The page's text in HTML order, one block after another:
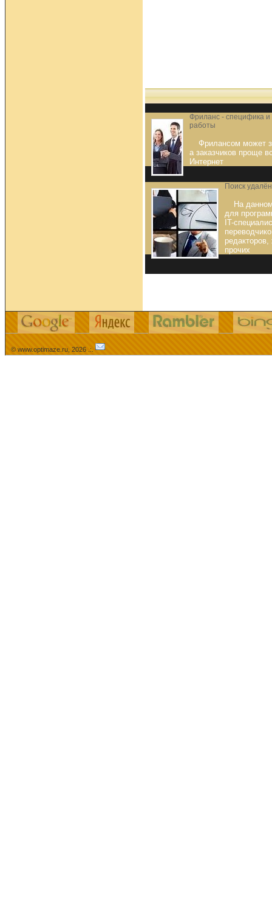
Фриланс - специфика
работы
Фрилансом может
а заказчиков проще
Интернет
Поиск
На
для
IT-
прочих
© www.optimaze.ru, 2026 .:.